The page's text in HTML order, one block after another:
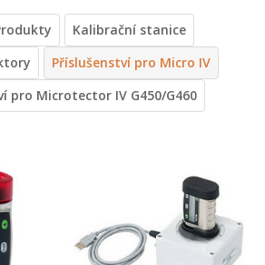
Kontakty
Jazyková verze
Kalibrační stanice
Příslušenství pro Micro IV
pro Microtector IV G450/G460